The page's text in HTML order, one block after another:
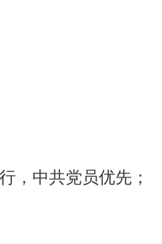
，中共党员优先；